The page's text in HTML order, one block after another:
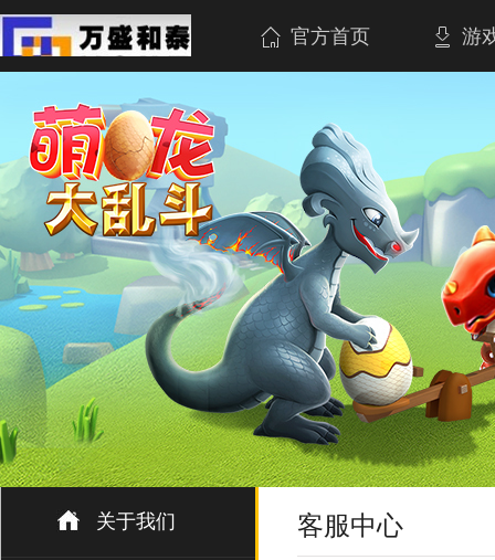
官方首页 游
关于我们 客服中心